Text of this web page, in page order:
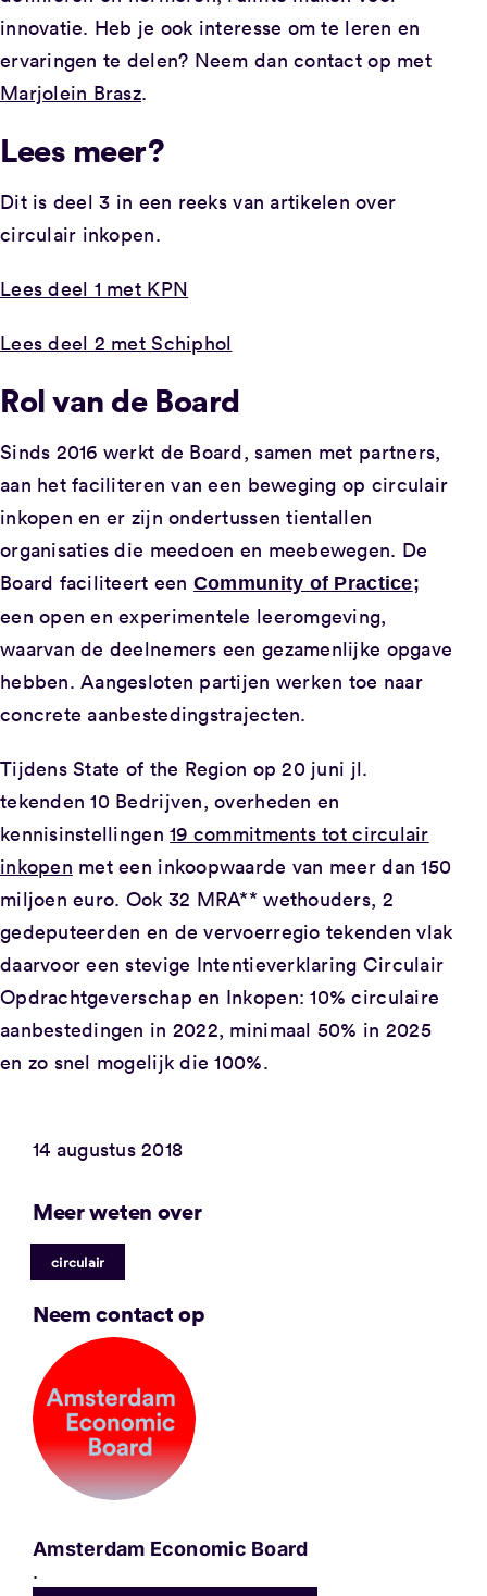
innovatie. Heb je ook interesse om te leren en
ervaringen te delen? Neem dan contact op met
Marjolein Brasz.
Lees meer?
Dit is deel 3 in een reeks van artikelen over
circulair inkopen.
Lees deel 1 met KPN
Lees deel 2 met Schiphol
Rol van de Board
Sinds 2016 werkt de Board, samen met partners,
aan het faciliteren van een beweging op circulair
inkopen en er zijn ondertussen tientallen
organisaties die meedoen en meebewegen. De
Board faciliteert een Community of Practice;
een open en experimentele leeromgeving,
waarvan de deelnemers een gezamenlijke opgave
hebben. Aangesloten partijen werken toe naar
concrete aanbestedingstrajecten.
Tijdens State of the Region op 20 juni jl.
tekenden 10 Bedrijven, overheden en
kennisinstellingen19 commitments tot circulair
inkopen met een inkoopwaarde van meer dan 150
miljoen euro. Ook 32 MRA** wethouders, 2
gedeputeerden en de vervoerregio tekenden vlak
daarvoor een stevige Intentieverklaring Circulair
Opdrachtgeverschap en Inkopen: 10% circulaire
aanbestedingen in 2022, minimaal 50% in 2025
en zo snel mogelijk die 100%.
14 augustus 2018
Meer weten over
circulair
Neem contact op
Amsterdam Economic Board
.